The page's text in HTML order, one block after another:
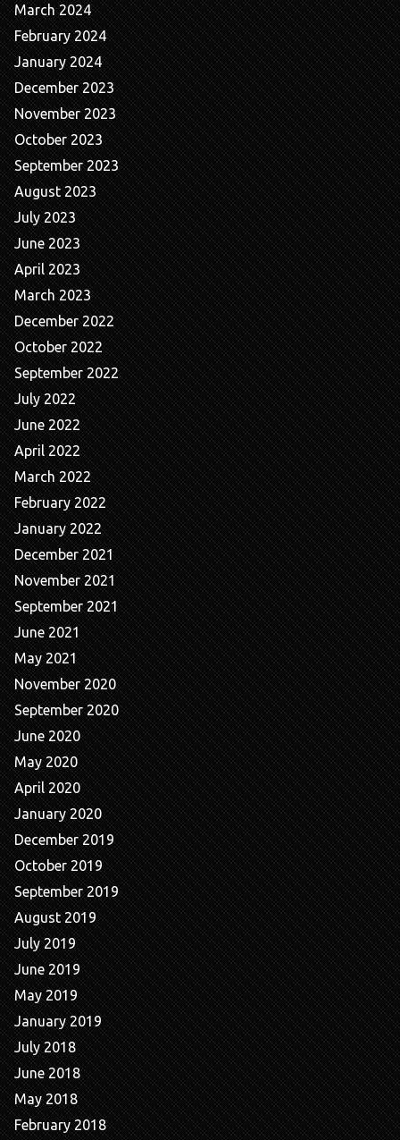
March 2024
February 2024
January 2024
December 2023
November 2023
October 2023
September 2023
August 2023
July 2023
June 2023
April 2023
March 2023
December 2022
October 2022
September 2022
July 2022
June 2022
April 2022
March 2022
February 2022
January 2022
December 2021
November 2021
September 2021
June 2021
May 2021
November 2020
September 2020
June 2020
May 2020
April 2020
January 2020
December 2019
October 2019
September 2019
August 2019
July 2019
June 2019
May 2019
January 2019
July 2018
June 2018
May 2018
February 2018